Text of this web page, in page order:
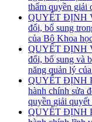
thẩm quyền giải
QUYẾT ĐỊNH
đổi, bổ sung
của Bộ Khoa
QUYẾT ĐỊNH
đổi, bổ sung và
năng quản lý
QUYẾT ĐỊNH
hành chính sửa
quyền giải
QUYẾT ĐỊNH